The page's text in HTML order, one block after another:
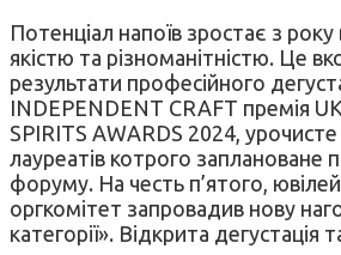
Потенціал напоїв зростає з року
якістю та різноманітністю. Це
результати професійного
INDEPENDENT CRAFT премія
SPIRITS AWARDS 2024,
лауреатів котрого заплановане
форуму. На честь п’ятого,
оргкомітет запровадив нову
категорії». Відкрита дегустація